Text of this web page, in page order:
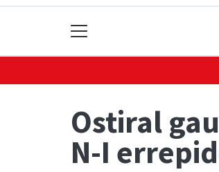
Ostiral
N-I